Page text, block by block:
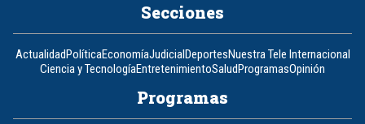
Secciones
ActualidadPolíticaEconomíaJudicialDeportesNuestra Tele Internacional
Ciencia y TecnologíaEntretenimientoSaludProgramasOpinión
Programas